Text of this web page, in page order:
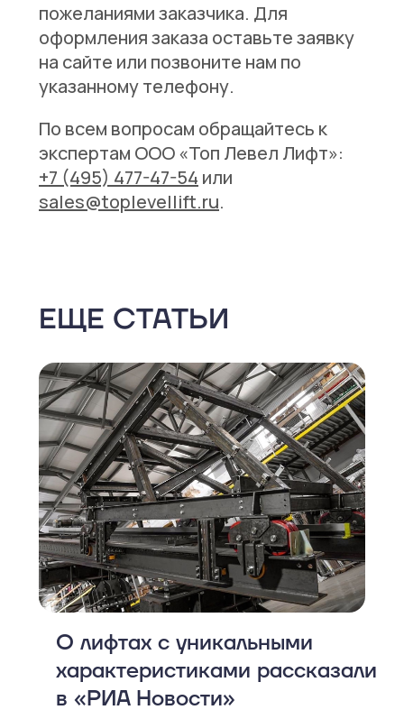
пожеланиями заказчика. Для
оформления заказа оставьте заявку
на сайте или позвоните нам по
указанному телефону.
По всем вопросам обращайтесь к
экспертам ООО «Топ Левел Лифт»:
+7 (495) 477-47-54 или
sales@toplevellift.ru.
ЕЩЕ СТАТЬИ
О лифтах с уникальными
характеристиками рассказали
в «РИА Новости»